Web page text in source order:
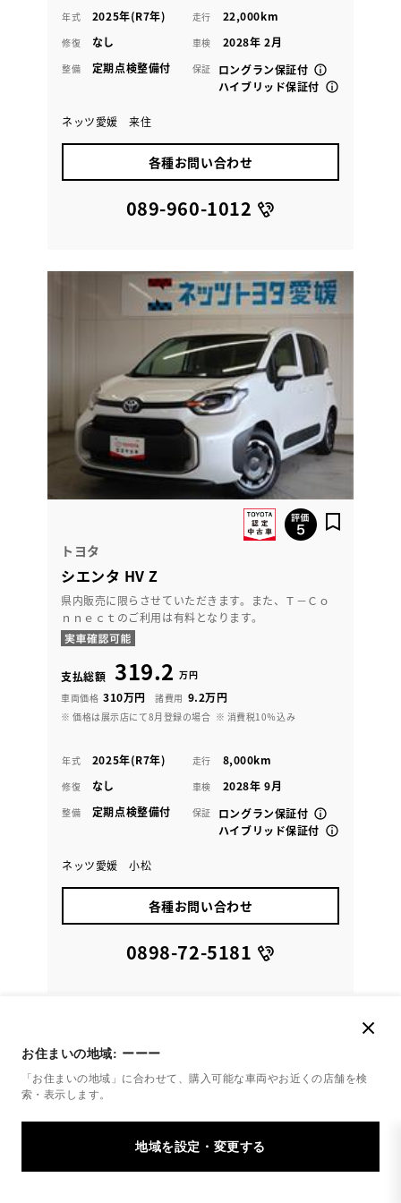
お住まいの地域: ーーー
「お住まいの地域」に合わせて、購入可能な車両やお近くの店舗を検
索・表示します。
年式 2025年(R7年) 走行 22,000km
修復 なし 車検 2028年 2月
整備 定期点検整備付 保証
ロングラン保証付
ハイブリッド保証付
ネッツ愛媛 来住
各種お問い合わせ
089-960-1012
トヨタ
シエンタ HV Z
県内販売に限らさせていただきます。また、Ｔ－Ｃｏ
ｎｎｅｃｔのご利用は有料となります。
支払総額 319.2 万円
車両価格 310万円 諸費用 9.2万円
※ 価格は展示店にて8月登録の場合 ※ 消費税10％込み
年式 2025年(R7年) 走行 8,000km
修復 なし 車検 2028年 9月
整備 定期点検整備付 保証
ロングラン保証付
ハイブリッド保証付
ネッツ愛媛 小松
各種お問い合わせ
0898-72-5181